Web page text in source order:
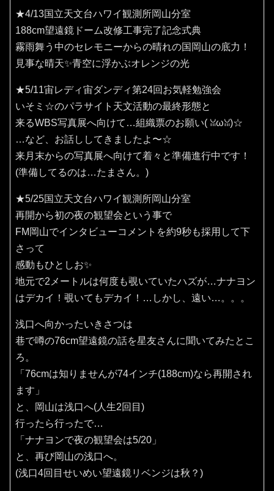
★4/13国立天文台ハワイ観測所岡山分室
188cm望遠鏡ドーム改修工事完了記念式典
霧雨舞う中のセレモニーからの晴れの国岡山の底力！
見事な晴天✨️青空に浮かぶオレンジの光
★5/11宙レディ宙ダンディ第24回お気軽勉強会
いそミ☆のパラサイト天文活動の最終形態と
来るWBS写真展へ向けて…組織票のお願い(⁠ ⁠ꈍ⁠ω⁠ꈍ⁠)☆
…など、お話ししてきましたよ〜☆
来月末からの写真展へ向けて着々と準備進行中です！
(準備してるのは…たまさん。)
★5/25国立天文台ハワイ観測所岡山分室
再開から初の夜の観望会という事で
FM岡山でインタビューコメントを約9秒も採用して下
さって
感動もひとしお✨️
地元で2メートルは何度も覗いていたハズが…ナナヨン
はデカイ！覗いてもデカイ！…しかし、遠い…。。。
浅口へ向かったいきさつは
巷で噂の76cm望遠鏡の話を星友さんに聞いてみたとこ
ろ。
「76cmは知りませんが74インチ(188cm)なら再開され
ます」
と、岡山は浅口へ(人生2回目)
行ったら行ったで…
「ナナヨンで夜の観望会は5/20」
と、再び岡山の浅口へ。
(浅口4回目せいめい望遠鏡リベンジは秋？)